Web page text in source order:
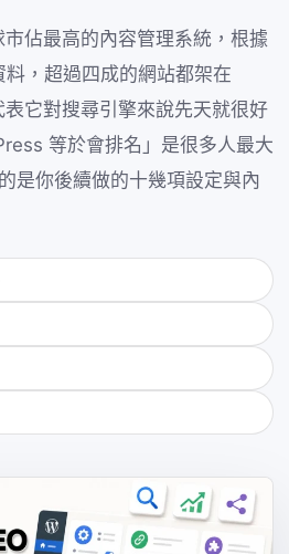
佔最高的內容管理系統，根據
，超過四成的網站都架在
它對搜尋引擎來說先天就很好
等於會排名」是很多人最大
是你後續做的十幾項設定與內